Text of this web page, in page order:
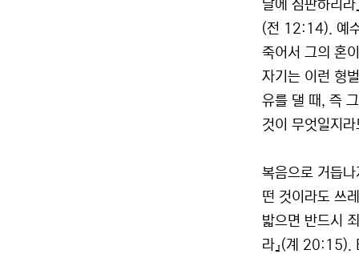
날에 심판하리
(전 12:14). 예
죽어서 그의 혼
자기는 이런 형
유를 댈 때, 즉
것이 무엇일지
복음으로 거듭
떤 것이라도 쓰
밟으면 반드시
라』(계 20:15).